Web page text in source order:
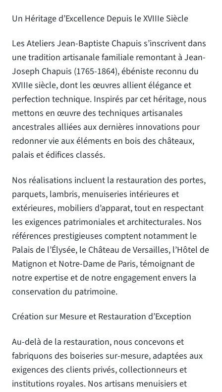
Un Héritage d’Excellence Depuis le XVIIIe Siècle
Les Ateliers Jean-Baptiste Chapuis s’inscrivent dans
une tradition artisanale familiale remontant à Jean-
Joseph Chapuis (1765-1864), ébéniste reconnu du
XVIIIe siècle, dont les œuvres allient élégance et
perfection technique. Inspirés par cet héritage, nous
mettons en œuvre des techniques artisanales
ancestrales alliées aux dernières innovations pour
redonner vie aux éléments en bois des châteaux,
palais et édifices classés.
Nos réalisations incluent la restauration des portes,
parquets, lambris, menuiseries intérieures et
extérieures, mobiliers d’apparat, tout en respectant
les exigences patrimoniales et architecturales. Nos
références prestigieuses comptent notamment le
Palais de l’Élysée, le Château de Versailles, l’Hôtel de
Matignon et Notre-Dame de Paris, témoignant de
notre expertise et de notre engagement envers la
conservation du patrimoine.
Création sur Mesure et Restauration d’Exception
Au-delà de la restauration, nous concevons et
fabriquons des boiseries sur-mesure, adaptées aux
exigences des clients privés, collectionneurs et
institutions royales. Nos artisans menuisiers et